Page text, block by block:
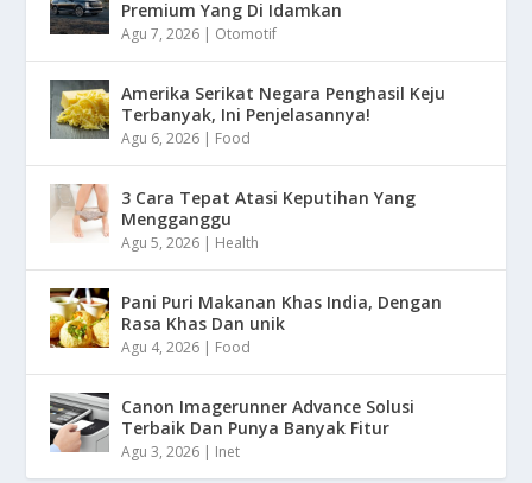
Premium Yang Di Idamkan
Agu 7, 2026 | Otomotif
Amerika Serikat Negara Penghasil Keju
Terbanyak, Ini Penjelasannya!
Agu 6, 2026 | Food
3 Cara Tepat Atasi Keputihan Yang
Mengganggu
Agu 5, 2026 | Health
Pani Puri Makanan Khas India, Dengan
Rasa Khas Dan unik
Agu 4, 2026 | Food
Canon Imagerunner Advance Solusi
Terbaik Dan Punya Banyak Fitur
Agu 3, 2026 | Inet